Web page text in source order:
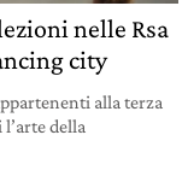
nelle Rsa
city
alla terza
della